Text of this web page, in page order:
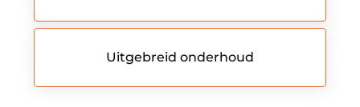
Uitgebreid onderhoud